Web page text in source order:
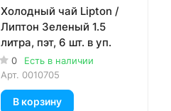
Холодный чай Lipton /
Липтон Зеленый 1.5
литра, пэт, 6 шт. в уп.
0
Есть в наличии
Арт. 0010705
В корзину